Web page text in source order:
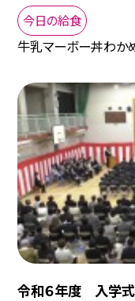
今日の給食
牛乳マーボー丼わか
令和６年度 入学式